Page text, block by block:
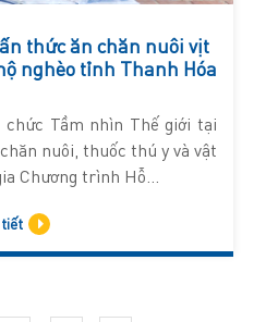
thức ăn chăn nuôi vịt
nghèo tỉnh Thanh Hóa
chức Tầm nhìn Thế giới tại
nuôi, thuốc thú y và vật
Chương trình Hỗ...
tiết